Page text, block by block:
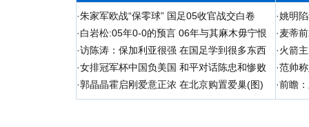
·朱家军欧战“保零球” 国足05收官战交白卷
·白岩松:05年0-0的预言 06年与其麻木毋宁恨
·访陈涛：保加利亚很强 在国足学到很多东西
·女排冠军杯中国负美国 和平对话陈忠和惨败
·郭晶晶霍启刚爱意正浓 在北京购置爱巢(图)
·姚明
·麦蒂
·火箭
·范帅
·前瞻